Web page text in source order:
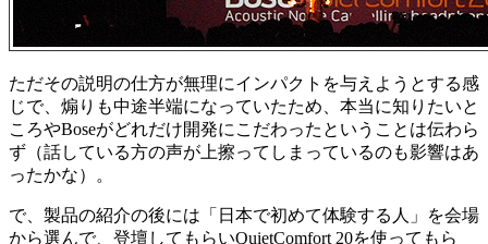
ただその説明の仕方が無理にインパクトを与えようとする感
じで、煽りも中途半端になっていたため、本当に知りたいと
ころやBoseがどれだけ開発にこだわったということは伝わら
ず（話している方の声が上擦ってしまっているのも影響はあ
ったかな）。
で、製品の紹介の後には「日本で初めて体験する人」を会場
から選んで、登壇してもらいQuietComfort 20を使ってもら